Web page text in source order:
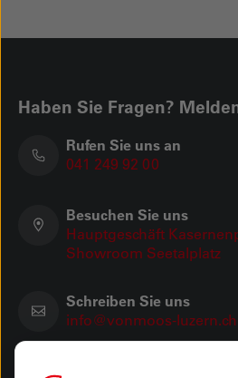
Haben Sie Fragen?
Rufen Sie uns an
041 249 92 00
Besuchen Sie uns
Hauptgeschäft
Showroom Seetalplatz
Schreiben Sie uns
info@vonmoos-luzern.ch